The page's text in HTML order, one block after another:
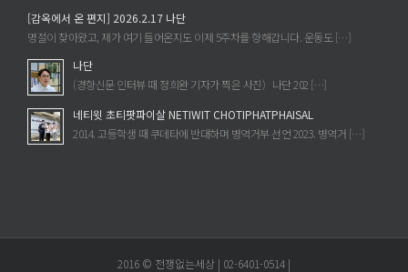
[감옥에서 온 편지] 2026.2.17 나단
명절이 찾아왔고, 제가 여기 들어온지도 이제 5주차를 향해갑니다. 운동도 […]
나단
(경향신문 인터뷰 때 정희완 기자가 찍은 사진) 나단 202 […]
네티윗 초티팟파이살 NETIWIT CHOTIPHATPHAISAL
2014. 고등학생 때 쿠데타에 반대하며 병역거부 선언 2023. 병역거 […]
2016 © 전쟁없는세상 | 02-6401-0514 |